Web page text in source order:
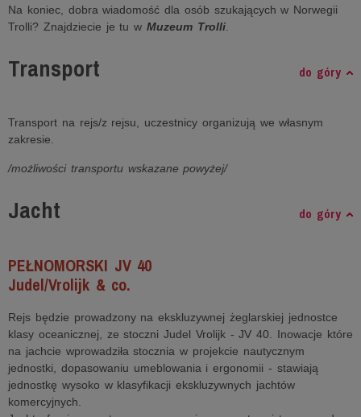
Na koniec, dobra wiadomość dla osób szukających w Norwegii
Trolli? Znajdziecie je tu w Muzeum Trolli.
Transport do góry
Transport na rejs/z rejsu, uczestnicy organizują we własnym
zakresie.
/możliwości transportu wskazane powyżej/
Jacht do góry
PEŁNOMORSKI JV 40
Judel/Vrolijk & co.
Rejs będzie prowadzony na ekskluzywnej żeglarskiej jednostce
klasy oceanicznej, ze stoczni Judel Vrolijk - JV 40. Inowacje które
na jachcie wprowadziła stocznia w projekcie nautycznym
jednostki, dopasowaniu umeblowania i ergonomii - stawiają
jednostkę wysoko w klasyfikacji ekskluzywnych jachtów
komercyjnych.